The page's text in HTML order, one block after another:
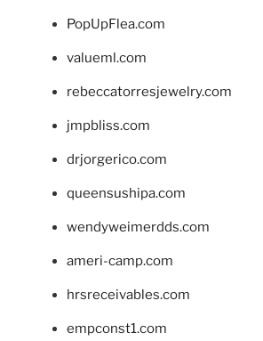
PopUpFlea.com
valueml.com
rebeccatorresjewelry.com
jmpbliss.com
drjorgerico.com
queensushipa.com
wendyweimerdds.com
ameri-camp.com
hrsreceivables.com
empconst1.com